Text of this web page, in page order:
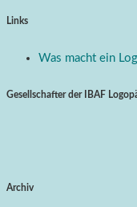
Links
Was macht ein
Gesellschafter der IBAF
Archiv